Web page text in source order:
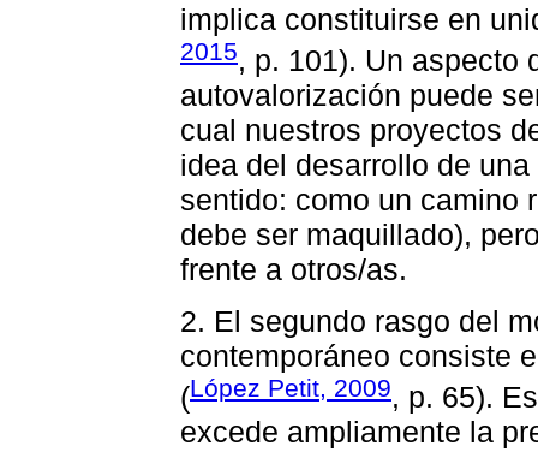
implica constituirse en
2015, p. 101). Un aspecto
autovalorización puede
cual nuestros proyectos
idea del desarrollo de una
sentido: como un camino
debe ser maquillado),
frente a otros/as.
2. El segundo rasgo del
contemporáneo consiste
(López Petit, 2009, p. 65).
excede ampliamente la